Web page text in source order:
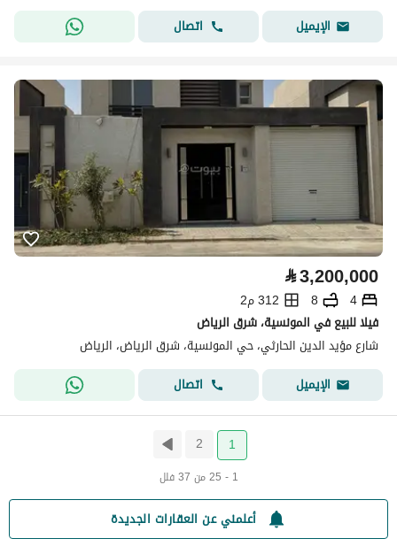
الإيميل
اتصال
⃁3,200,000
4
8
312 م2
فيلا للبيع في المونسية، شرق الرياض
شارع مؤيد الدين الحارثي، حي المونسية، شرق الرياض، الرياض
الإيميل
اتصال
1
2
1 - 25 من 37 فلل
أعلمني عن العقارات الجديدة